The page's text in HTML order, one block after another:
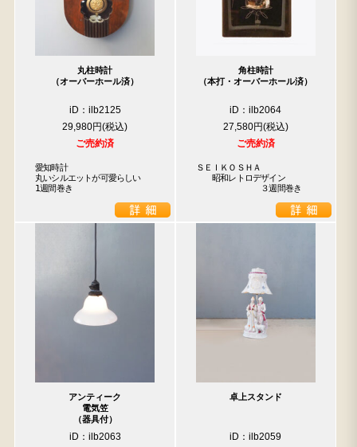
丸柱時計
（オーバーホール済）
iD：ilb2125
29,980円
ご売約済
愛知時計
丸いシルエットが可愛らしい
1週間巻き
角柱時計
（本打・オーバーホール済）
iD：ilb2064
27,580円
ご売約済
ＳＥＩＫＯＳＨＡ
昭和レトロデザイン
３週間巻き
アンティーク
電気笠
（器具付）
iD：ilb2063
卓上スタンド
iD：ilb2059